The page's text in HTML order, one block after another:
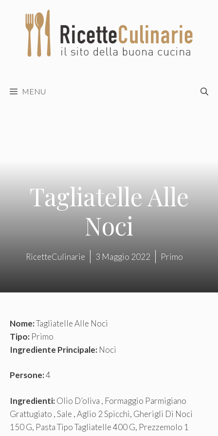
contenuto
MENU
Tagliatelle Alle
Noci
RicetteCulinarie 3 Maggio 2022 Primo
Nome:Tagliatelle Alle Noci
Tipo: Primo
Ingrediente Principale: Noci
Persone:4
Ingredienti:Olio D’oliva , Formaggio Parmigiano
Grattugiato , Sale , Aglio 2 Spicchi, Gherigli Di Noci
150 G, Pasta Tipo Tagliatelle 400 G, Prezzemolo 1